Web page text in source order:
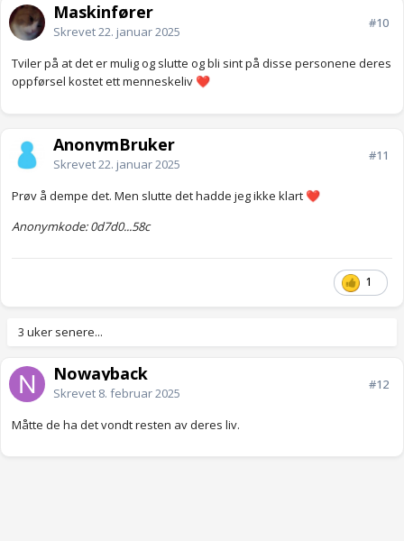
Maskinfører
Skrevet22. januar 2025
#10
Tviler på at det er mulig og slutte og bli sint på disse personene deres
oppførsel kostet ett menneskeliv ❤️
AnonymBruker
Skrevet22. januar 2025
#11
Prøv å dempe det. Men slutte det hadde jeg ikke klart ❤️
Anonymkode: 0d7d0...58c
1
3 uker senere...
Nowayback
Skrevet 8. februar 2025
#12
Måtte de ha det vondt resten av deres liv.